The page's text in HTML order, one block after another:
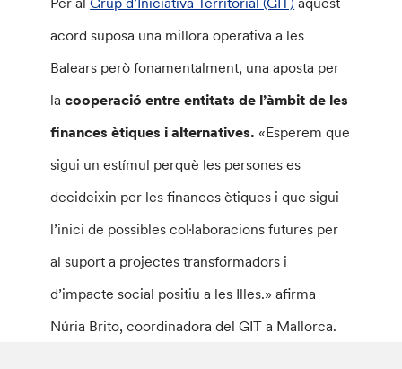
acord suposa una millora operativa a les
Balears però fonamentalment, una aposta per
lacooperació entre entitats de l’àmbit de les
finances ètiques i alternatives. «Esperem que
sigui un estímul perquè les persones es
decideixin per les finances ètiques i que sigui
l’inici de possibles col·laboracions futures per
al suport a projectes transformadors i
d’impacte social positiu a les Illes.» afirma
Núria Brito, coordinadora del GIT a Mallorca.